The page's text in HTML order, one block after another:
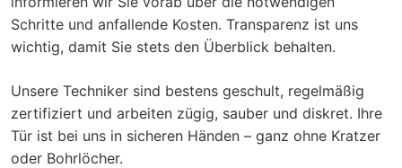
Schritte und anfallende Kosten. Transparenz ist uns
wichtig, damit Sie stets den Überblick behalten.
Unsere Techniker sind bestens geschult, regelmäßig
zertifiziert und arbeiten zügig, sauber und diskret. Ihre
Tür ist bei uns in sicheren Händen – ganz ohne Kratzer
oder Bohrlöcher.